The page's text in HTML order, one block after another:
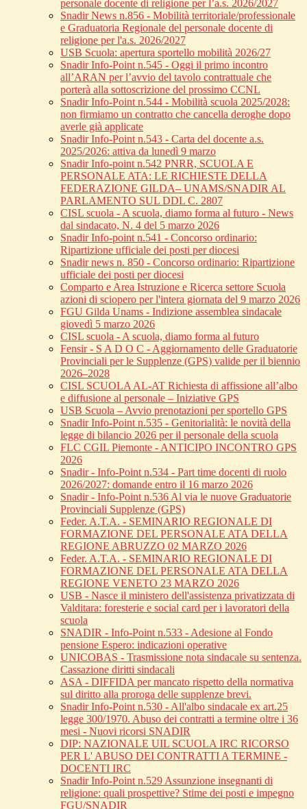
personale docente di religione per l’a.s. 2026/2027
Snadir News n.856 - Mobilità territoriale/professionale
e Graduatoria Regionale del personale docente di
religione per l'a.s. 2026/2027
USB Scuola: apertura sportello mobilità 2026/27
Snadir Info-Point n.545 - Oggi il primo incontro
all’ARAN per l’avvio del tavolo contrattuale che
porterà alla sottoscrizione del prossimo CCNL
Snadir Info-Point n.544 - Mobilità scuola 2025/2028:
non firmiamo un contratto che cancella deroghe dopo
averle già applicate
Snadir Info-Point n.543 - Carta del docente a.s.
2025/2026: attiva da lunedì 9 marzo
Snadir Info-point n.542 PNRR, SCUOLA E
PERSONALE ATA: LE RICHIESTE DELLA
FEDERAZIONE GILDA– UNAMS/SNADIR AL
PARLAMENTO SUL DDL C. 2807
CISL scuola - A scuola, diamo forma al futuro - News
dal sindacato, N. 4 del 5 marzo 2026
Snadir Info-point n.541 - Concorso ordinario:
Ripartizione ufficiale dei posti per diocesi
Snadir news n. 850 - Concorso ordinario: Ripartizione
ufficiale dei posti per diocesi
Comparto e Area Istruzione e Ricerca settore Scuola
azioni di sciopero per l'intera giornata del 9 marzo 2026
FGU Gilda Unams - Indizione assemblea sindacale
giovedì 5 marzo 2026
CISL scuola - A scuola, diamo forma al futuro
Fensir - S A D O C - Aggiornamento delle Graduatorie
Provinciali per le Supplenze (GPS) valide per il biennio
2026–2028
CISL SCUOLA AL-AT Richiesta di affissione all’albo
e diffusione al personale – Iniziative GPS
USB Scuola – Avvio prenotazioni per sportello GPS
Snadir Info-Point n.535 - Genitorialità: le novità della
legge di bilancio 2026 per il personale della scuola
FLC CGIL Piemonte - ANTICIPO INCONTRO GPS
2026
Snadir - Info-Point n.534 - Part time docenti di ruolo
2026/2027: domande entro il 16 marzo 2026
Snadir - Info-Point n.536 Al via le nuove Graduatorie
Provinciali Supplenze (GPS)
Feder. A.T.A. - SEMINARIO REGIONALE DI
FORMAZIONE DEL PERSONALE ATA DELLA
REGIONE ABRUZZO 02 MARZO 2026
Feder. A.T.A. - SEMINARIO REGIONALE DI
FORMAZIONE DEL PERSONALE ATA DELLA
REGIONE VENETO 23 MARZO 2026
USB - Nasce il ministero dell'assistenza privatizzata di
Valditara: foresterie e social card per i lavoratori della
scuola
SNADIR - Info-Point n.533 - Adesione al Fondo
pensione Espero: indicazioni operative
UNICOBAS - Trasmissione nota sindacale su sentenza.
Cassazione diritti sindacali
ASA - DIFFIDA per mancato rispetto della normativa
sul diritto alla proroga delle supplenze brevi.
Snadir Info-Point n.530 - All'albo sindacale ex art.25
legge 300/1970. Abuso dei contratti a termine oltre i 36
mesi - Nuovi ricorsi SNADIR
DIP: NAZIONALE UIL SCUOLA IRC RICORSO
PER L' ABUSO DEI CONTRATTI A TERMINE -
DOCENTI IRC
Snadir Info-Point n.529 Assunzione insegnanti di
religione: quali prospettive? Stime dei posti e impegno
FGU/SNADIR